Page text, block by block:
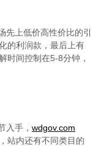
上低价高性价比的引
的利润款，最后上有
时间控制在5-8分钟，
入手， wdgov.com
站内还有不同类目的